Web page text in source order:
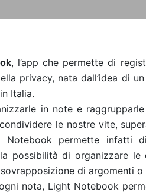
, l’app che permette di
privacy, nata dall’idea di
Italia.
in note e
le nostre vite,
Notebook permette infatti
possibilità di organizzare
di argomenti
nota, Light Notebook